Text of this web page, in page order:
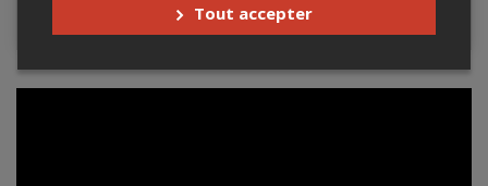
Contacter l'organisateur
Tout accepter